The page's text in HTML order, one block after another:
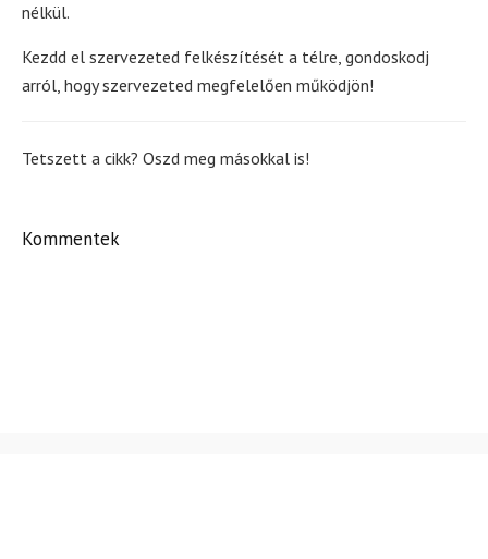
nélkül.
Kezdd el szervezeted felkészítését a télre, gondoskodj
arról, hogy szervezeted megfelelően működjön!
Tetszett a cikk? Oszd meg másokkal is!
Kommentek